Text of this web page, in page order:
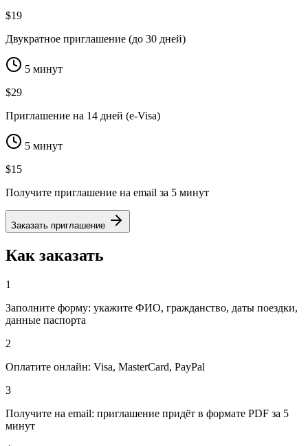
$19
Двукратное приглашение (до 30 дней)
5 минут
$29
Приглашение на 14 дней (e-Visa)
5 минут
$15
Получите приглашение на email за 5 минут
Заказать приглашение
Как заказать
1
Заполните форму: укажите ФИО, гражданство, даты поездки,
данные паспорта
2
Оплатите онлайн: Visa, MasterCard, PayPal
3
Получите на email: приглашение придёт в формате PDF за 5
минут